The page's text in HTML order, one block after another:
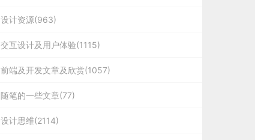
设计资源(963)
交互设计及用户体验(1115)
前端及开发文章及欣赏(1057)
随笔的一些文章(77)
设计思维(2114)